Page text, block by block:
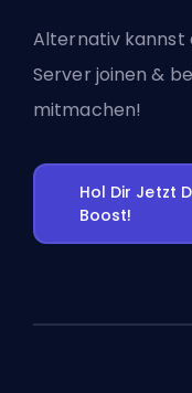
Alternativ kannst
Server joinen &
mitmachen!
Hol Dir Jetzt
Boost!